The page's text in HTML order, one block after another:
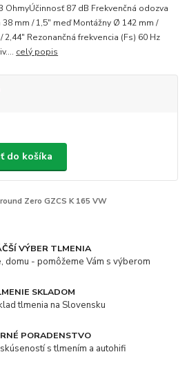
OhmyÚčinnosť 87 dB Frekvenčná odozva
mm / 1,5″ meď Montážny Ø 142 mm /
2,44″ Rezonančná frekvencia (Fs) 60 Hz
celý popis
do košíka
Zero GZCS K 165 VW
VÝBER TLMENIA
domu - pomôžeme Vám s výberom
SKLADOM
tlmenia na Slovensku
PORADENSTVO
s tlmením a autohifi